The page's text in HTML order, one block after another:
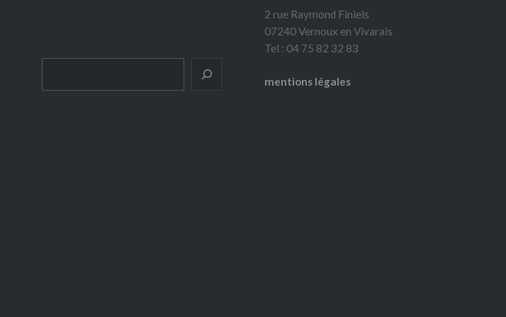
2 rue Raymond Finiels
07240 Vernoux en Vivarais
Tel : 04 75 82 32 83
mentions légales